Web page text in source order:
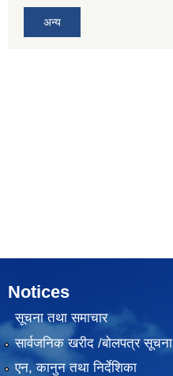
अन्य
Notices
सूचना तथा समाचार
सार्वजनिक खरीद /बोलपत्र सूचना
एन, कानुन तथा निर्देशिका